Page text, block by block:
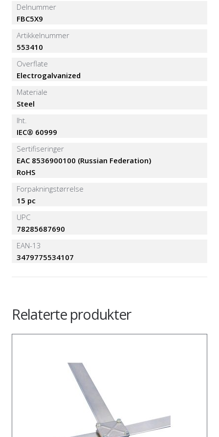
Delnummer
FBC5X9
Artikkelnummer
553410
Overflate
Electrogalvanized
Materiale
Steel
Iht.
IEC® 60999
Sertifiseringer
EAC 8536900100 (Russian Federation)
RoHS
Forpakningstørrelse
15 pc
UPC
78285687690
EAN-13
3479775534107
Relaterte produkter